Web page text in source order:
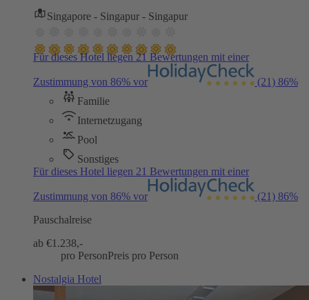
Singapore - Singapur - Singapur
Für dieses Hotel liegen 21 Bewertungen mit einer
Zustimmung von 86% vor (21) 86%
Familie
Internetzugang
Pool
Sonstiges
Für dieses Hotel liegen 21 Bewertungen mit einer
Zustimmung von 86% vor (21) 86%
Pauschalreise
ab €1.238,-
pro PersonPreis pro Person
Nostalgia Hotel